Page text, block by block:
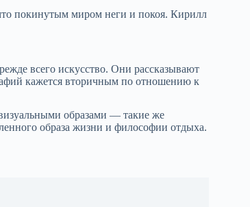
покинутым миром неги и покоя. Кирилл
всего искусство. Они рассказывают
кажется вторичным по отношению к
образами — такие же
образа жизни и философии отдыха.